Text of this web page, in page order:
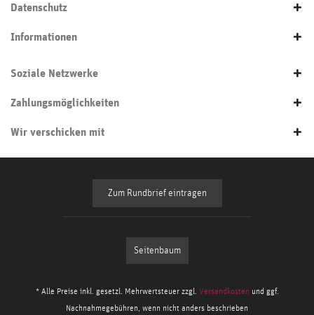
Datenschutz
Informationen
Soziale Netzwerke
Zahlungsmöglichkeiten
Wir verschicken mit
Zum Rundbrief eintragen
Seitenbaum
* Alle Preise inkl. gesetzl. Mehrwertsteuer zzgl. Versandkosten und ggf.
Nachnahmegebühren, wenn nicht anders beschrieben